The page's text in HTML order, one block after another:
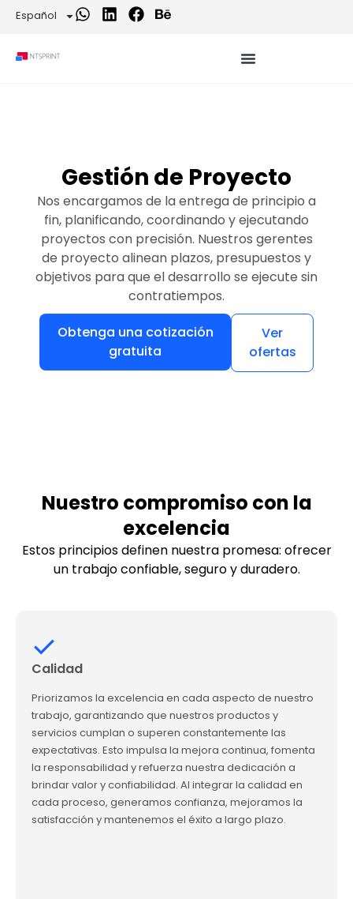
Español
Gestión de Proyecto
Nos encargamos de la entrega de principio a
fin, planificando, coordinando y ejecutando
proyectos con precisión. Nuestros gerentes
de proyecto alinean plazos, presupuestos y
objetivos para que el desarrollo se ejecute sin
contratiempos.
Obtenga una cotización
gratuita
Ver
ofertas
Nuestro compromiso con la
excelencia
Estos principios definen nuestra promesa: ofrecer
un trabajo confiable, seguro y duradero.
Calidad
Priorizamos la excelencia en cada aspecto de nuestro
trabajo, garantizando que nuestros productos y
servicios cumplan o superen constantemente las
expectativas. Esto impulsa la mejora continua, fomenta
la responsabilidad y refuerza nuestra dedicación a
brindar valor y confiabilidad. Al integrar la calidad en
cada proceso, generamos confianza, mejoramos la
satisfacción y mantenemos el éxito a largo plazo.